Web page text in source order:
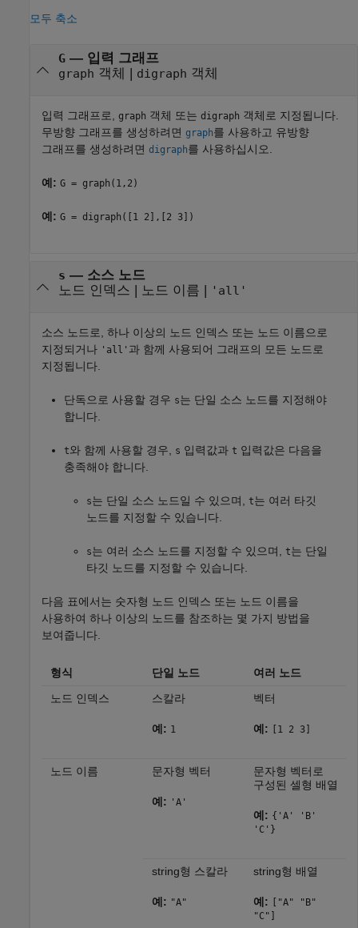
모두 축소
G— 입력 그래프
graph 객체 | digraph 객체
입력 그래프로, graph 객체 또는 digraph 객체로 지정됩니다.
무방향 그래프를 생성하려면 graph를 사용하고 유방향
그래프를 생성하려면 digraph를 사용하십시오.
예: G = graph(1,2)
예: G = digraph([1 2],[2 3])
s — 소스 노드
노드 인덱스 | 노드 이름 | 'all'
소스 노드로, 하나 이상의 노드 인덱스 또는 노드 이름으로
지정되거나 'all' 과 함께 사용되어 그래프의 모든 노드로
지정됩니다.
단독으로 사용할 경우 s는 단일 소스 노드를 지정해야
합니다.
t와 함께 사용할 경우, s 입력값과 t 입력값은 다음을
충족해야 합니다.
s는 단일 소스 노드일 수 있으며, t는 여러 타깃
노드를 지정할 수 있습니다.
s는 여러 소스 노드를 지정할 수 있으며, t는 단일
타깃 노드를 지정할 수 있습니다.
다음 표에서는 숫자형 노드 인덱스 또는 노드 이름을
사용하여 하나 이상의 노드를 참조하는 몇 가지 방법을
보여줍니다.
형식 단일 노드
여러 노드
노드 인덱스
스칼라
예: 1
벡터
예: [1 2 3]
노드 이름 문자형 벡터
예: 'A'
문자형 벡터로
구성된 셀형 배열
예: {'A' 'B'
'C'}
string형 스칼라
예: "A"
string형 배열
예:
["A" "B"
"C"]